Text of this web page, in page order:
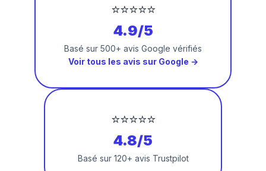
⭐⭐⭐⭐⭐
4.9/5
Basé sur 500+ avis Google vérifiés
Voir tous les avis sur Google →
⭐⭐⭐⭐⭐
4.8/5
Basé sur 120+ avis Trustpilot